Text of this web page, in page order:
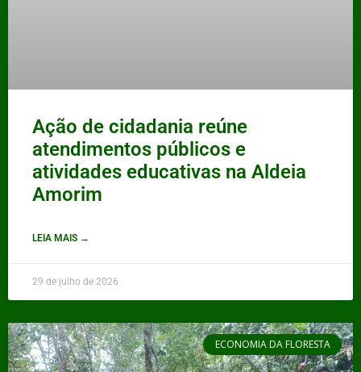
Ação de cidadania reúne
atendimentos públicos e
atividades educativas na Aldeia
Amorim
LEIA MAIS →
29 de julho de 2026
ECONOMIA DA FLORESTA